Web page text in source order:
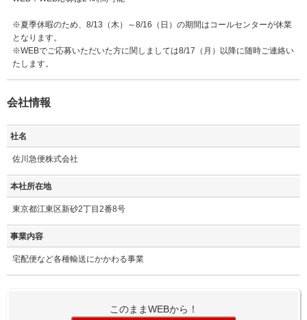
※夏季休暇のため、8/13（木）～8/16（日）の期間はコールセンターが休業
となります。
※WEBでご応募いただいた方に関しましては8/17（月）以降に随時ご連絡い
たします。
会社情報
社名
佐川急便株式会社
本社所在地
東京都江東区新砂2丁目2番8号
事業内容
宅配便など各種輸送にかかわる事業
このままWEBから！